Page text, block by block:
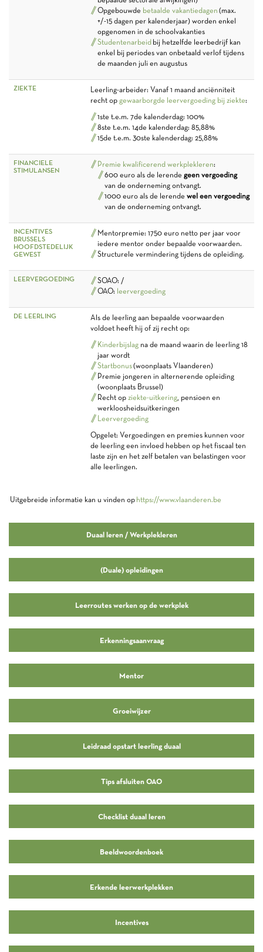
Opgebouwde betaalde vakantiedagen (max.
+/-15 dagen per kalenderjaar) worden enkel
opgenomen in de schoolvakanties
Studentenarbeid bij hetzelfde leerbedrijf kan
enkel bij periodes van onbetaald verlof tijdens
de maanden juli en augustus
ZIEKTE
Leerling-arbeider: Vanaf 1 maand anciënniteit
recht op gewaarborgde leervergoeding bij ziekte:
1ste t.e.m. 7de kalenderdag: 100%
8ste t.e.m. 14de kalenderdag: 85,88%
15de t.e.m. 30ste kalenderdag: 25,88%
FINANCIELE
STIMULANSEN
Premie kwalificerend werkplekleren:
600 euro als de lerende geen vergoeding
van de onderneming ontvangt.
1000 euro als de lerende wel een vergoeding
van de onderneming ontvangt.
INCENTIVES
BRUSSELS
HOOFDSTEDELIJK
GEWEST
Mentorpremie: 1750 euro netto per jaar voor
iedere mentor onder bepaalde voorwaarden.
Structurele vermindering tijdens de opleiding.
LEERVERGOEDING
SOAO: /
OAO: leervergoeding
DE LEERLING
Als de leerling aan bepaalde voorwaarden
voldoet heeft hij of zij recht op:
Kinderbijslag na de maand waarin de leerling 18
jaar wordt
Startbonus(woonplaats Vlaanderen)
Premie jongeren in alternerende opleiding
(woonplaats Brussel)
Recht op ziekte-uitkering, pensioen en
werkloosheidsuitkeringen
Leervergoeding
Opgelet: Vergoedingen en premies kunnen voor
de leerling een invloed hebben op het fiscaal ten
laste zijn en het zelf betalen van belastingen voor
alle leerlingen.
Uitgebreide informatie kan u vinden op https://www.vlaanderen.be
Duaal leren / Werkplekleren
(Duale) opleidingen
Leerroutes werken op de werkplek
Erkenningsaanvraag
Mentor
Groeiwijzer
Leidraad opstart leerling duaal
Tips afsluiten OAO
Checklist duaal leren
Beeldwoordenboek
Erkende leerwerkplekken
Incentives